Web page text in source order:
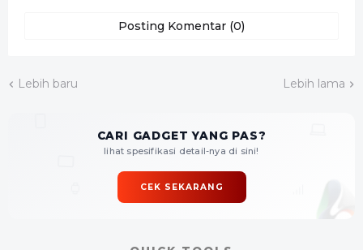
Posting Komentar (0)
Lebih baru Lebih lama
CARI GADGET YANG PAS?
lihat spesifikasi detail-nya di sini!
CEK SEKARANG